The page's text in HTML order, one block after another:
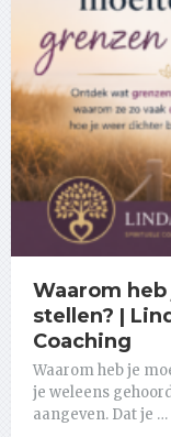
Waarom
stellen? |
Coaching
Waarom heb je
je weleens
aangeven. Dat je …